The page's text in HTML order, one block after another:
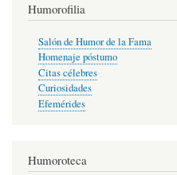
Humorofilia
Salón de Humor de la Fama
Homenaje póstumo
Citas célebres
Curiosidades
Efemérides
Humoroteca